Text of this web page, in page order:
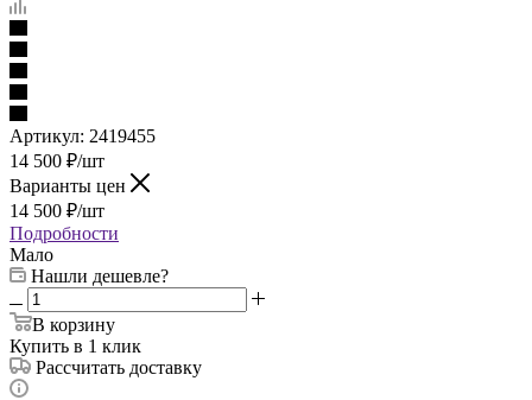
Артикул: 2419455
14 500 ₽/шт
Варианты цен
14 500 ₽/шт
Подробности
Мало
Нашли дешевле?
В корзину
Купить в 1 клик
Рассчитать доставку